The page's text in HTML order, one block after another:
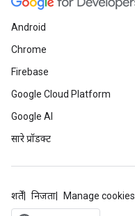
Android
Chrome
Firebase
Google Cloud Platform
Google AI
सारे प्रॉडक्ट
शर्तें निजता Manage cookies